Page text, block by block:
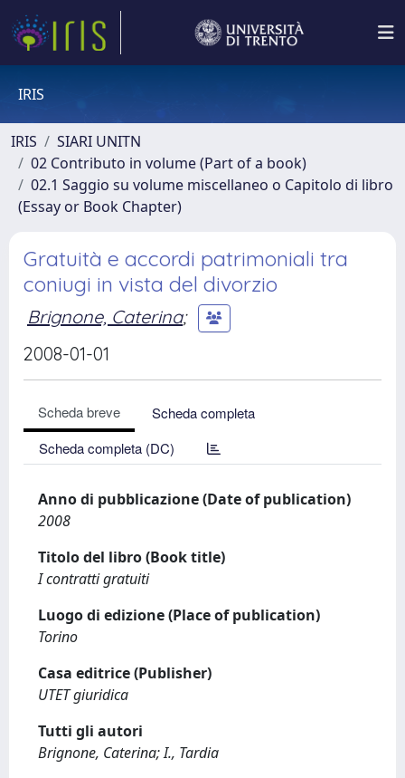
IRIS
IRIS
SIARI UNITN
02 Contributo in volume (Part of a book)
02.1 Saggio su volume miscellaneo o Capitolo di libro
(Essay or Book Chapter)
Gratuità e accordi patrimoniali tra
coniugi in vista del divorzio
Brignone, Caterina;
2008-01-01
Scheda breve
Scheda completa
Scheda completa (DC)
Anno di pubblicazione (Date of publication)
2008
Titolo del libro (Book title)
I contratti gratuiti
Luogo di edizione (Place of publication)
Torino
Casa editrice (Publisher)
UTET giuridica
Tutti gli autori
Brignone, Caterina; I., Tardia